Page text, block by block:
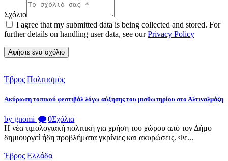
Σχόλιο
I agree that my submitted data is being collected and stored. For
further details on handling user data, see ourPrivacy Policy
Έβρος Πολιτισμός
Ακύρωση τοπικού φεστιβάλ λόγω αύξησης του μισθωτηρίου στο Αλτιναλμάζη
by gnomi 0Σχόλια
Η νέα τιμολογιακή πολιτική για χρήση του χώρου από τον Δήμο
δημιουργεί ήδη προβλήματα γκρίνιες και ακυρώσεις. Φε...
Έβρος Ελλάδα